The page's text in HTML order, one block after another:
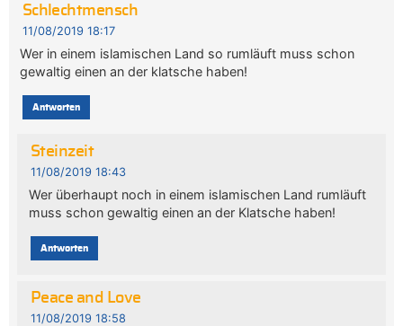
Schlechtmensch
11/08/2019 18:17
Wer in einem islamischen Land so rumläuft muss schon
gewaltig einen an der klatsche haben!
Antworten
Steinzeit
11/08/2019 18:43
Wer überhaupt noch in einem islamischen Land rumläuft
muss schon gewaltig einen an der Klatsche haben!
Antworten
Peace and Love
11/08/2019 18:58